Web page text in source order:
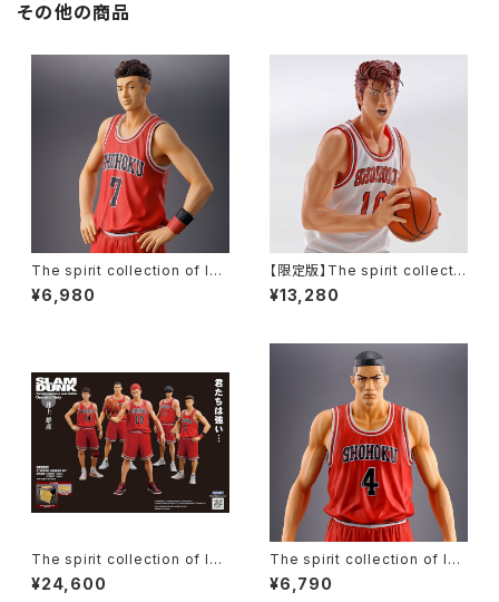
その他の商品
The spirit collection of Ino
ue Takehiko『 SLAM DUNK
（スラムダンク）』 One and Onl
¥6,980
【限定版】The spirit collectio
n of Inoue Takehiko『 SLA
M DUNK （スラムダンク）』 Styl
（白ユニフォーム）※正規商品 ／
公式A4ミニポスター付き
¥13,280
The spirit collection of Ino
ue Takehiko [ SLAM DUNK
（スラムダンク）] One and Onl
¥24,600
The spirit collection of Ino
ue Takehiko『 SLAM DUNK
（スラムダンク）』 One and Onl
¥6,790